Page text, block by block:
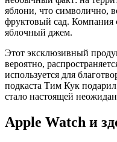
яблони, что символично,
фруктовый сад. Компания
яблочный джем.
Этот эксклюзивный
вероятно,
используется для
подкаста Тим Кук
стало настоящей
Apple Watch и